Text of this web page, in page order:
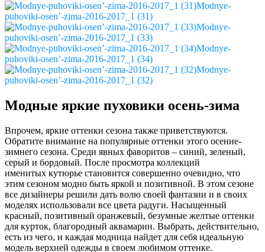
Modnye-
puhoviki-osen’-zima-2016-2017_1 (31)
Modnye-
puhoviki-osen’-zima-2016-2017_1 (33)
Modnye-
puhoviki-osen’-zima-2016-2017_1 (34)
Modnye-
puhoviki-osen’-zima-2016-2017_1 (32)
Модные яркие пуховики осень-зима
Впрочем, яркие оттенки сезона также приветствуются.
Обратите внимание на популярные оттенки этого осенне-
зимнего сезона. Среди явных фаворитов – синий, зеленый,
серый и бордовый. После просмотра коллекций
именитых кутюрье становится совершенно очевидно, что
этим сезоном модно быть яркой и позитивной. В этом сезоне
все дизайнеры решили дать волю своей фантазии и в своих
моделях использовали все цвета радуги. Насыщенный
красный, позитивный оранжевый, безумные желтые оттенки
для курток, благородный аквамарин. Выбрать, действительно,
есть из чего, и каждая модница найдет для себя идеальную
модель верхней одежды в своем любимом оттенке.